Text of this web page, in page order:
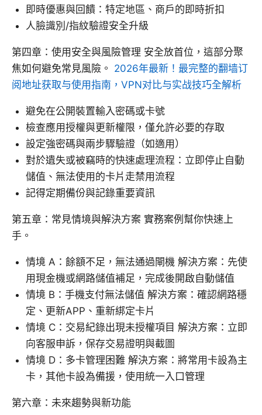
即時優惠與回饋：特定地區、商戶的即時折扣
人臉識別/指紋驗證安全升級
第四章：使用安全與風險管理 安全放首位，這部分聚
焦如何避免常見風險。 2026年最新！最完整的翻墙订
阅地址获取与使用指南，VPN对比与实战技巧全解析
避免在公開裝置輸入密碼或卡號
檢查應用授權與更新權限，僅允許必要的存取
設定強密碼與兩步驟驗證（如適用）
對於遺失或被竊時的快速處理流程：立即停止自動
儲值、無法使用的卡片走禁用流程
記得定期備份與記錄重要資訊
第五章：常見情境與解決方案 實務案例幫你快速上
手。
情境 A：餘額不足，無法通過閘機 解決方案：先使
用現金機或網路儲值補足，完成後開啟自動儲值
情境 B：手機支付無法儲值 解決方案：確認網路穩
定、更新APP、重新綁定卡片
情境 C：交易紀錄出現未授權項目 解決方案：立即
向客服申訴，保存交易證明與截圖
情境 D：多卡管理困難 解決方案：將常用卡設為主
卡，其他卡設為備援，使用統一入口管理
第六章：未來趨勢與新功能